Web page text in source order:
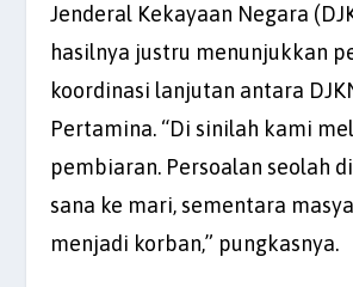
Jenderal Kekayaan Negara
hasilnya justru menunjukkan
koordinasi lanjutan antara
Pertamina. “Di sinilah kami
pembiaran. Persoalan seolah
sana ke mari, sementara
menjadi korban,” pungkasnya.